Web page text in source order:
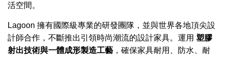
活空間。
Lagoon 擁有國際級專業的研發團隊，並與世界各地頂尖設
計師合作，不斷推出引領時尚潮流的設計家具。運用 塑膠
射出技術與一體成形製造工藝 ，確保家具耐用、防水、耐